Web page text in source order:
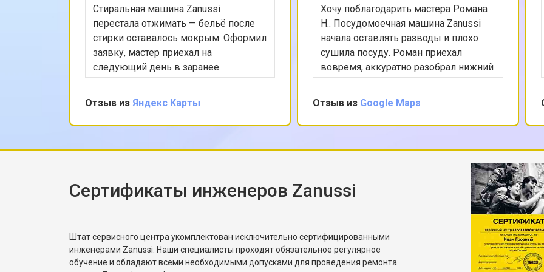
Замена платы сенсорного управления от 50 мин
Замена водоприёмника от 50 мин
Замена панели управления
Замена блока управления от 50 мин
Замена ТЭН посудомоечной машины Zanussi от 70 мин
от 50 мин
Стиральная машина Zanussi
перестала отжимать — бельё после
стирки оставалось мокрым. Оформил
заявку, мастер приехал на
следующий день в заранее
согласованное время. Проверил
насос, режимы программы, снял
заднюю панель и показал, что
ремень частично порвался и
лишних разговоров, после чего
убедился, что вращение барабана
корректное. Рассказал, как
разбалансировка.
Отзыв из Яндекс Карты
Хочу поблагодарить мастера Романа
Н.. Посудомоечная машина Zanussi
начала оставлять разводы и плохо
сушила посуду. Роман приехал
вовремя, аккуратно разобрал нижний
отсек, проверил циркуляционный
насос, состояние уплотнителей и
ТЭНа. Проблема оказалась в слабом
напоре из-за частично забитого
прочистил его, но и показал, почему
это произошло, дал рекомендации по
соли и выбору программ. Работает
сейчас заметно лучше, чем раньше.
Отзыв из Google Maps
Сертификаты инженеров Zanussi
Штат сервисного центра укомплектован исключительно сертифицированными
инженерами Zanussi. Наши специалисты проходят обязательное регулярное
обучение и обладают всеми необходимыми допусками для проведения ремонта